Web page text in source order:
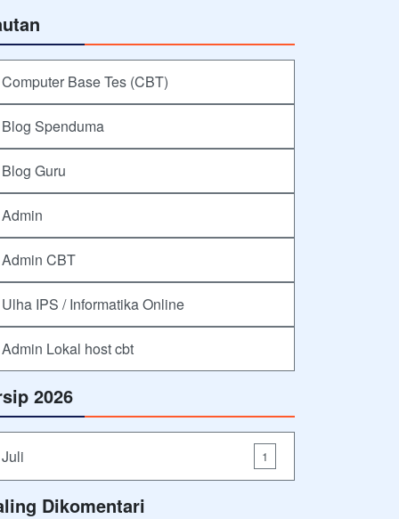
Computer Base Tes (CBT)
Blog Spenduma
Blog Guru
Admin
Admin CBT
Ulha IPS / Informatika Online
Admin Lokal host cbt
2026
Juli 1
Dikomentari